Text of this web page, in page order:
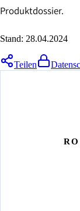
Produktdossier.
Stand: 28.04.2024
Teilen